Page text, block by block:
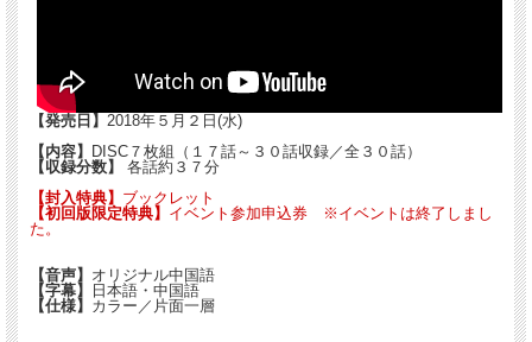
【発売日】 2018年５月２日(水)
【内容】
DISC７枚組（１７話～３０話収録／全３０話）
【収録分数】
各話約３７分
【封入特典】 ブックレット
【初回版限定特典】 イベント参加申込券 ※イベントは終了しまし
た。
【音声】 オリジナル中国語
【字幕】
日本語・中国語
【仕様】 カラー／片面一層